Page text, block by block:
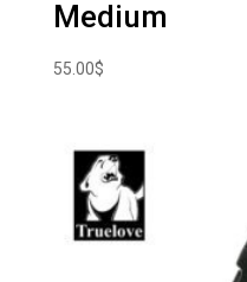
Medium
55.00$